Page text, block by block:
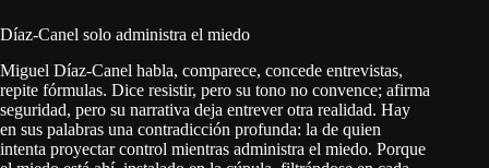
Díaz-Canel solo administra el miedo
Miguel Díaz-Canel habla, comparece, concede entrevistas,
repite fórmulas. Dice resistir, pero su tono no convence; afirma
seguridad, pero su narrativa deja entrever otra realidad. Hay
en sus palabras una contradicción profunda: la de quien
intenta proyectar control mientras administra el miedo. Porque